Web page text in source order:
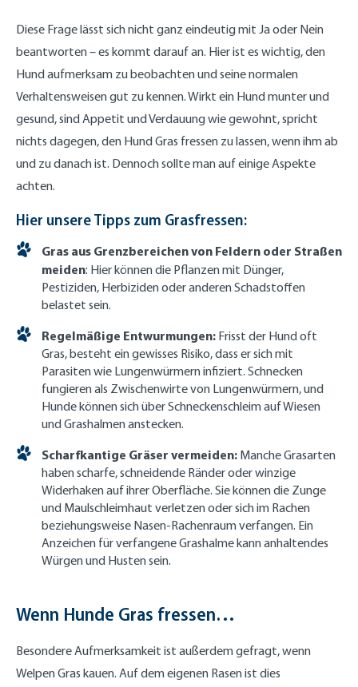
Diese Frage lässt sich nicht ganz eindeutig mit Ja oder Nein
beantworten – es kommt darauf an. Hier ist es wichtig, den
Hund aufmerksam zu beobachten und seine normalen
Verhaltensweisen gut zu kennen. Wirkt ein Hund munter und
gesund, sind Appetit und Verdauung wie gewohnt, spricht
nichts dagegen, den Hund Gras fressen zu lassen, wenn ihm ab
und zu danach ist. Dennoch sollte man auf einige Aspekte
achten.
Hier unsere Tipps zum Grasfressen:
Gras aus Grenzbereichen von Feldern oder Straßen
meiden: Hier können die Pflanzen mit Dünger,
Pestiziden, Herbiziden oder anderen Schadstoffen
belastet sein.
Regelmäßige Entwurmungen: Frisst der Hund oft
Gras, besteht ein gewisses Risiko, dass er sich mit
Parasiten wie Lungenwürmern infiziert. Schnecken
fungieren als Zwischenwirte von Lungenwürmern, und
Hunde können sich über Schneckenschleim auf Wiesen
und Grashalmen anstecken.
Scharfkantige Gräser vermeiden: Manche Grasarten
haben scharfe, schneidende Ränder oder winzige
Widerhaken auf ihrer Oberfläche. Sie können die Zunge
und Maulschleimhaut verletzen oder sich im Rachen
beziehungsweise Nasen-Rachenraum verfangen. Ein
Anzeichen für verfangene Grashalme kann anhaltendes
Würgen und Husten sein.
Wenn Hunde Gras fressen…
Besondere Aufmerksamkeit ist außerdem gefragt, wenn
Welpen Gras kauen. Auf dem eigenen Rasen ist dies